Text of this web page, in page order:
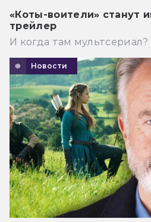
«Коты-воители» станут
трейлер
И когда там мультсериал?
Новости